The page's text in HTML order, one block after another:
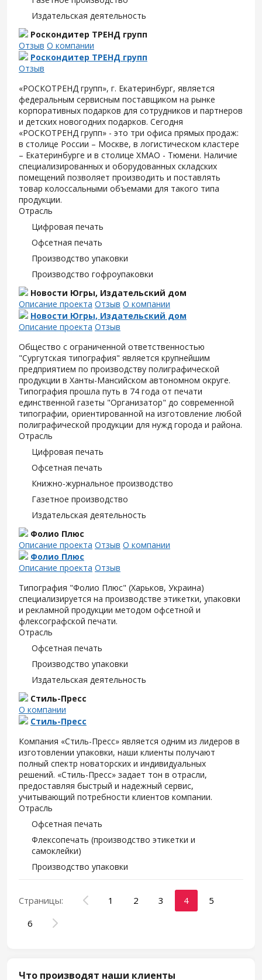
Издательская деятельность
Роскондитер ТРЕНД групп
Отзыв О компании
Роскондитер ТРЕНД групп
Отзыв
«РОСКОТРЕНД групп», г. Екатеринбург, является
федеральным сервисным поставщиком на рынке
корпоративных подарков для сотрудников и партнеров
и детских новогодних подарков. Сегодня
«РОСКОТРЕНД групп» - это три офиса прямых продаж:
в столице России – Москве, в логистическом кластере
– Екатеринбурге и в столице ХМАО - Тюмени. Наличие
специализированных и оборудованных складских
помещений позволяет производить и поставлять
товар колоссальными объемами для такого типа
продукции.
Отрасль
Цифровая печать
Офсетная печать
Производство упаковки
Производство гофроупаковки
Новости Югры, Издательский дом
Описание проекта Отзыв О компании
Новости Югры, Издательский дом
Описание проекта Отзыв
Общество с ограниченной ответственностью
"Сургутская типография" является крупнейшим
предприятием по производству полиграфической
продукции в Ханты-Мансийском автономном округе.
Типография прошла путь в 74 года от печати
единственной газеты "Организатор" до современной
типографии, ориентированной на изготовление любой
полиграфической продукции для нужд города и района.
Отрасль
Цифровая печать
Офсетная печать
Книжно-журнальное производство
Газетное производство
Издательская деятельность
Фолио Плюс
Описание проекта Отзыв О компании
Фолио Плюс
Описание проекта Отзыв
Типография "Фолио Плюс" (Харьков, Украина)
специализируется на производстве этикетки, упаковки
и рекламной продукции методом офсетной и
флексографской печати.
Отрасль
Офсетная печать
Производство упаковки
Издательская деятельность
Стиль-Пресс
О компании
Стиль-Пресс
Компания «Стиль-Пресс» является одним из лидеров в
изготовлении упаковки, наши клиенты получают
полный спектр новаторских и индивидуальных
решений. «Стиль-Пресс» задает тон в отрасли,
предоставляя быстрый и надежный сервис,
учитывающий потребности клиентов компании.
Отрасль
Офсетная печать
Флексопечать (производство этикетки и
самоклейки)
Производство упаковки
Страницы: 1 2 3 4
5
6
Что производят наши клиенты